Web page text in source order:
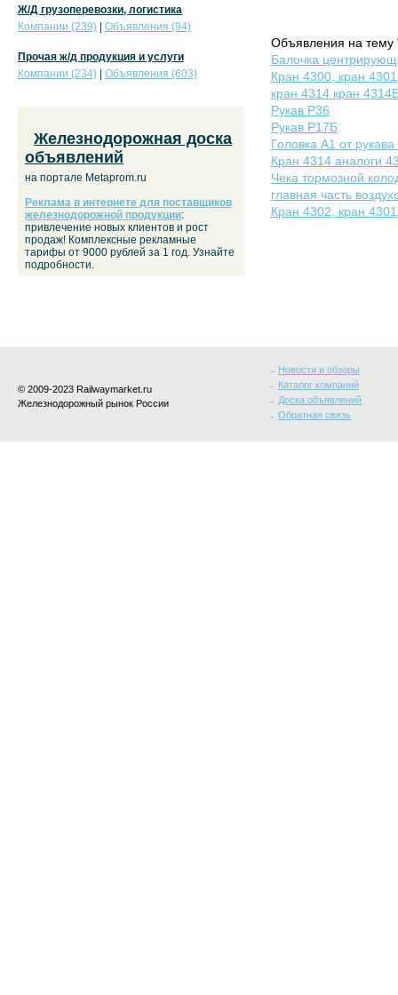
Объявления на тему
Балочка
Кран 4300, кран
кран 4314 кран
Рукав Р36
Рукав Р17Б
Головка А1 от
Кран 4314 аналоги
Чека тормозной
главная часть
Кран 4302, кран
Ж/Д грузоперевозки, логистика
Компании (239)
Объявления (94)
Прочая ж/д продукция и услуги
Компании (234)
Объявления (603)
Железнодорожная доска
объявлений
на портале Metaprom.ru
Реклама в интернете для поставщиков
железнодорожной продукции:
привлечение новых клиентов и рост
продаж! Комплексные рекламные
тарифы от 9000 рублей за 1 год. Узнайте
подробности.
© 2009-2023 Railwaymarket.ru
Железнодорожный рынок России
Новости и обзоры
Каталог компаний
Доска объявлений
Обратная связь